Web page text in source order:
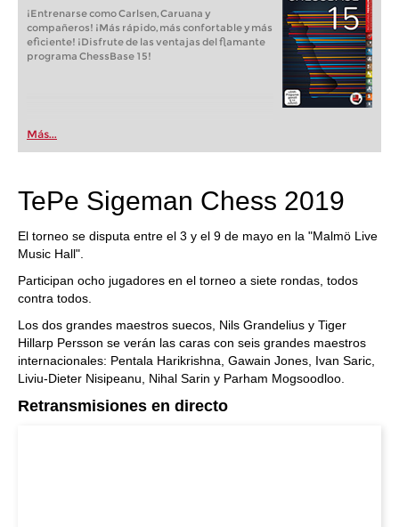
¡Entrenarse como Carlsen, Caruana y
compañeros! ¡Más rápido, más confortable y más
eficiente! ¡Disfrute de las ventajas del flamante
programa ChessBase 15!
Más...
TePe Sigeman Chess 2019
El torneo se disputa entre el 3 y el 9 de mayo en la "Malmö Live
Music Hall".
Participan ocho jugadores en el torneo a siete rondas, todos
contra todos.
Los dos grandes maestros suecos, Nils Grandelius y Tiger
Hillarp Persson se verán las caras con seis grandes maestros
internacionales: Pentala Harikrishna, Gawain Jones, Ivan Saric,
Liviu-Dieter Nisipeanu, Nihal Sarin y Parham Mogsoodloo.
Retransmisiones en directo